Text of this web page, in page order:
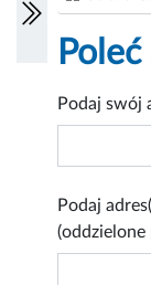
Podaj swój
Podaj
(oddzielone